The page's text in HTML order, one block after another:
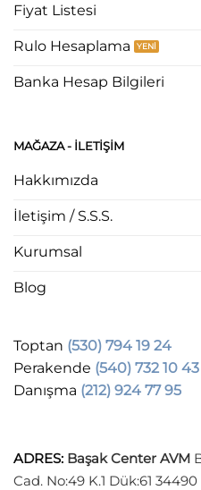
Fiyat Listesi
Rulo Hesaplama
Banka Hesap Bilgileri
MAĞAZA - ILETIŞIM
Hakkımızda
İletişim / S.S.S.
Kurumsal
Blog
Toptan (530) 794 19 24
Perakende (540) 732 10 43
Danışma (212) 924 77 95
ADRES: Başak Center AVM
Cad. No:49 K.1 Dük:61